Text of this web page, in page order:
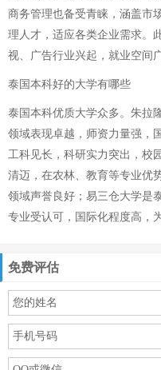
商务管理也备受青睐，涵盖市
理人才，适应各类企业需求。
视、广告行业兴起，就业空间
泰国本科好的大学有哪些
泰国本科优质大学众多。朱拉
领域表现卓越，师资力量强，
工科见长，科研实力突出，校
清迈，在农林、教育等专业优
领域声誉良好；易三仓大学是
专业受认可，国际化程度高，
免费评估